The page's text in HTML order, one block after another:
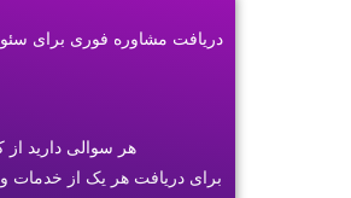
دریافت مشاوره فوری برای
هر سوالی دارید از
برای دریافت هر یک از خدمات و